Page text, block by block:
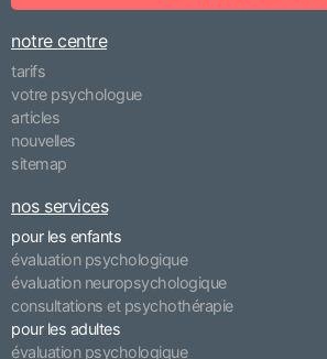
notre centre
tarifs
votre psychologue
articles
nouvelles
sitemap
nos services
pour les enfants
évaluation psychologique
évaluation neuropsychologique
consultations et psychothérapie
pour les adultes
évaluation psychologique